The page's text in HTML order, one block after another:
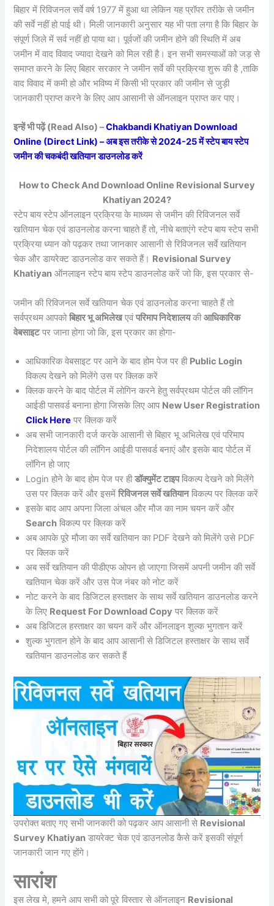
बिहार में रिविजनल सर्वे वर्ष 1977 में हुआ था लेकिन यह प्रॉपर तरीके से जमीन
की सर्वे नहीं हो पाई थी। मिली जानकारी अनुसार यह भी पता लगा है कि बिहार के
संपूर्ण जिले में सर्व नहीं हो पाया था। पूर्वजों की जमीन होने की स्थिति में अब
जमीन में वाद विवाद ज्यादा देखने को मिल रही है। इन सभी समस्याओं को जड़ से
समाप्त करने के लिए बिहार सरकार ने जमीन सर्वे की प्रक्रिया शुरू की है ,ताकि
वाद विवाद में कमी हो और भविष्य में किसी भी प्रकार की जमीन से जुड़ी
जानकारी प्राप्त करने के लिए आप आसानी से ऑनलाइन प्राप्त कर पाए।
इन्हें भी पढ़ें (Read Also) –Chakbandi Khatiyan Download
Online (Direct Link) – अब इस तरीके से 2024-25 में स्टेप बाय स्टेप
जमीन की चकबंदी खतियान डाउनलोड करें
How to Check And Download Online Revisional Survey
Khatiyan 2024?
स्टेप बाय स्टेप ऑनलाइन प्रक्रिया के माध्यम से जमीन की रिविजनल सर्वे
खतियान चेक एवं डाउनलोड करना चाहते हैं तो, नीचे बताएंगे स्टेप बाय स्टेप सभी
प्रक्रिया ध्यान को पढ़कर तथा जानकार आसानी से रिविजनल सर्वे खतियान
चेक और डायरेक्ट डाउनलोड कर सकते हैं। Revisional Survey
Khatiyan ऑनलाइन स्टेप बाय स्टेप डाउनलोड करें जो कि, इस प्रकार से-
जमीन की रिविजनल सर्वे खतियान चेक एवं डाउनलोड करना चाहते हैं तो
सर्वप्रथम आपकोबिहार भू अभिलेखएवंपरिमाप निदेशालयकीआधिकारिक
वेबसाइटपर जाना होगा जो कि, इस प्रकार का होगा-
आधिकारिक वेबसाइट पर आने के बाद होम पेज पर ही Public Login
विकल्प देखने को मिलेंगे उस पर क्लिक करें
क्लिक करने के बाद पोर्टल में लोगिन करने हेतु सर्वप्रथम पोर्टल की लॉगिन
आईडी पासवर्ड बनाना होगा जिसके लिए आप New User Registration
Click Here पर क्लिक करें
अब सभी जानकारी दर्ज करके आसानी से बिहार भू अभिलेख एवं परिमाप
निदेशालय पोर्टल की लॉगिन आईडी पासवर्ड बनाएं और इसके बाद पोर्टल में
लॉगिन हो जाए
Login होने के बाद होम पेज पर हीडॉक्युमेंट टाइपविकल्प देखने को मिलेंगे
उस पर क्लिक करें और इसमेंरिविजनल सर्वे खतियानविकल्प पर क्लिक करें
इसके बाद आप अपना जिला अंचल और मौज का नाम चयन करें और
Search विकल्प पर क्लिक करें
अब आपके पूरे मौजा का सर्वे खतियान का PDF देखने को मिलेंगे उसे PDF
पर क्लिक करें
अब सर्वे खतियान की पीडीएफ ओपन हो जाएगा जिसमें अपनी जमीन की सर्वे
खतियान चेक करें और उस पेज नंबर को नोट करें
नोट करने के बाद डिजिटल हस्ताक्षर के साथ सर्वे खतियान डाउनलोड करने
के लिए Request For Download Copy पर क्लिक करें
अब डिजिटल हस्ताक्षर का चयन करें और ऑनलाइन शुल्क भुगतान करें
शुल्क भुगतान होने के बाद आप आसानी से डिजिटल हस्ताक्षर के साथ सर्वे
खतियान डाउनलोड कर सकते हैं
उपरोक्त बताए गए सभी जानकारी को पढ़कर आप आसानी से Revisional
Survey Khatiyan डायरेक्ट चेक एवं डाउनलोड कैसे करें इसकी संपूर्ण
जानकारी जान गए होंगे।
सारांश
इस लेख मे, हमने आप सभी को पूरे विस्तार से ऑनलाइन Revisional